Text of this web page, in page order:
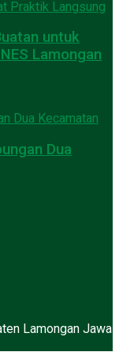
untuk
Lamongan
Dua
Lamongan Jawa